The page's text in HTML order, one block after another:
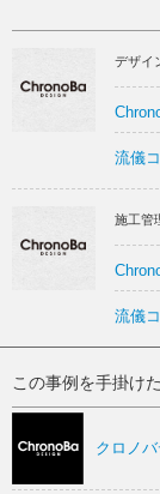
景色が変わり始め
る自然を感じられる
そんな”心地よい東
立ち寄りたくなる
ープンしたのがこの
け、ご提案の際に
参考にしながらプ
ファサードはショ
ルウッドのやさし
気をイメージ。プ
け、赤ちゃん連れで
段差をなくし、開閉
と、1Fはコーヒー
など子供の面倒を
デザイ
流儀
施工管
流儀
この事例を手掛け
クロノ